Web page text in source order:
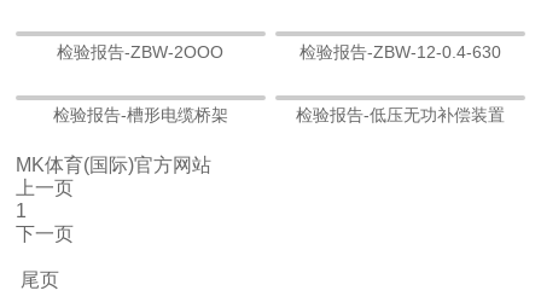
检验报告-ZBW-2OOO 检验报告-ZBW-12-0.4-630
检验报告-槽形电缆桥架 检验报告-低压无功补偿装置
MK体育(国际)官方网站
上一页
1
下一页
尾页